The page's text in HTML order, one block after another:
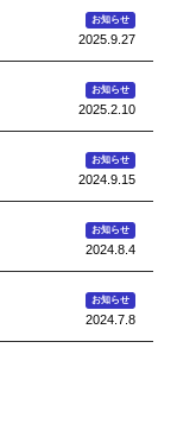
お知らせ
2025.9.27
お知らせ
2025.2.10
お知らせ
2024.9.15
お知らせ
2024.8.4
お知らせ
2024.7.8